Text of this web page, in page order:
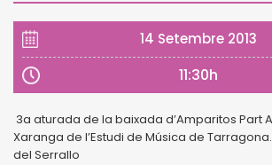
14 Setembre 2013
11:30h
3a aturada de la baixada d’Amparitos Part
Xaranga de l’Estudi de Música de
del Serrallo